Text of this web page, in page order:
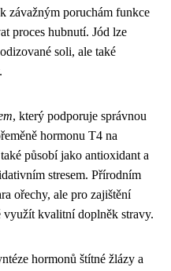
závažným poruchám funkce
proces hubnutí. Jód lze
soli, ale také
, který podporuje správnou
hormonu T4 na
působí jako antioxidant a
stresem. Přírodním
ořechy, ale pro zajištění
kvalitní doplněk stravy.
hormonů štítné žlázy a